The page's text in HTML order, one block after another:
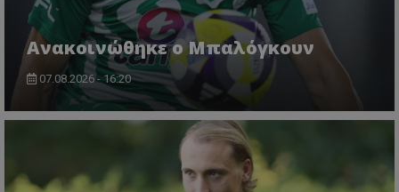
Ανακοινώθηκε ο Μπαλόγκουν
07.08.2026 - 16:20